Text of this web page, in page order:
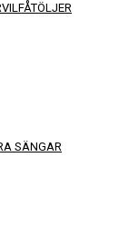
VILFÅTÖLJER
SÄNGAR